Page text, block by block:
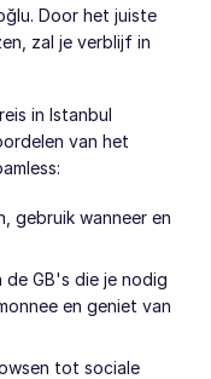
Door het juiste
zal je verblijf in
in Istanbul
van het
gebruik wanneer en
de GB's die je nodig
en geniet van
tot sociale